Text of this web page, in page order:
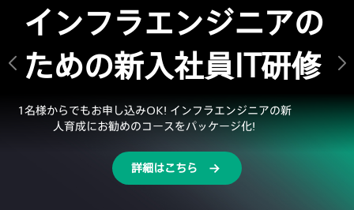
インフラエンジニアの
ための新入社員IT研修
1名様からでもお申し込みOK! インフラエンジニアの新
人育成にお勧めのコースをパッケージ化!
詳細はこちら